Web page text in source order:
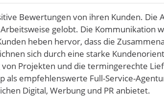
Bewertungen von ihren Kunden. Die
gelobt. Die Kommunikation
heben hervor, dass die
sich durch eine starke
Projekten und die termingerechte
als empfehlenswerte Full-Service-
Digital, Werbung und PR anbietet.